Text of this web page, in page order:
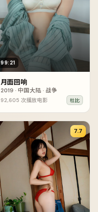
99:21
月面回响
2019 · 中国大陆· 战争
92,605 次播放电影 杜比
7.7